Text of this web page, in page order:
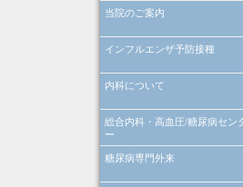
当院のご案内
インフルエンザ予防接種
内科について
総合内科・高血圧/糖尿病セン
ー
糖尿病専門外来